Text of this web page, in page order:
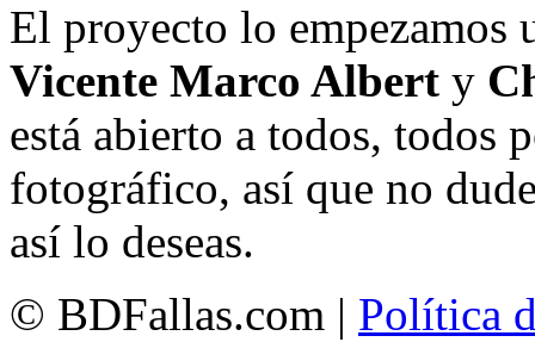
El proyecto lo empezamos
Vicente Marco Albert y
está abierto a todos, todos
fotográfico, así que no
así lo deseas.
© BDFallas.com | Política